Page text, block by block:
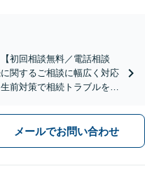
初回相談無料／電話相談
関するご相談に幅広く対応
前対策で相続トラブルを回
メールでお問い合わせ